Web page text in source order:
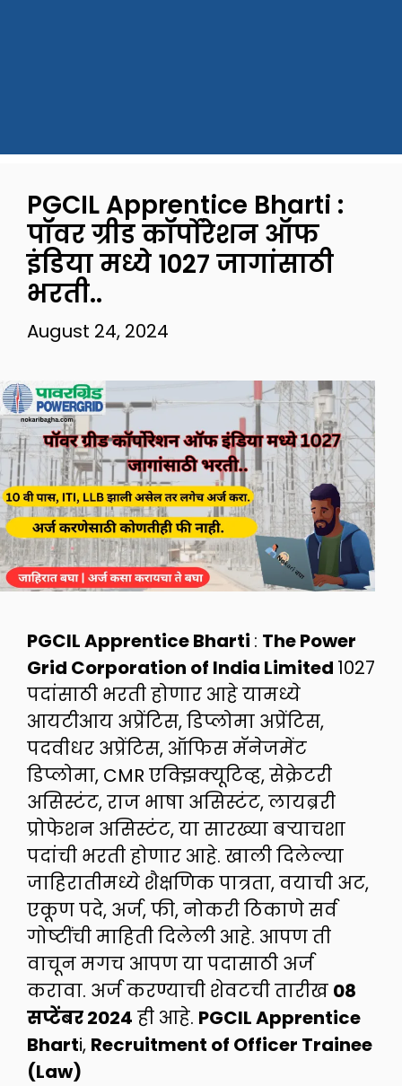
PGCIL Apprentice Bharti :
पॉवर ग्रीड कॉर्पोरेशन ऑफ
इंडिया मध्ये 1027 जागांसाठी
भरती..
August 24, 2024
PGCIL Apprentice Bharti : The Power
Grid Corporation of India Limited 1027
पदांसाठी भरती होणार आहे यामध्ये
आयटीआय अप्रेंटिस, डिप्लोमा अप्रेंटिस,
पदवीधर अप्रेंटिस, ऑफिस मॅनेजमेंट
डिप्लोमा, CMR एक्झिक्यूटिव्ह, सेक्रेटरी
असिस्टंट, राज भाषा असिस्टंट, लायब्ररी
प्रोफेशन असिस्टंट, या सारख्या बऱ्याचशा
पदांची भरती होणार आहे. खाली दिलेल्या
जाहिरातीमध्ये शैक्षणिक पात्रता, वयाची अट,
एकूण पदे, अर्ज, फी, नोकरी ठिकाणे सर्व
गोष्टींची माहिती दिलेली आहे. आपण ती
वाचून मगच आपण या पदासाठी अर्ज
करावा. अर्ज करण्याची शेवटची तारीख 08
सप्टेंबर 2024 ही आहे. PGCIL Apprentice
Bharti, Recruitment of Officer Trainee
(Law)